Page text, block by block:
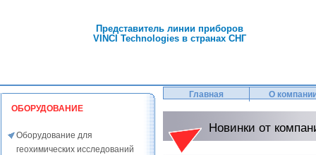
Представитель линии приборов
VINCI Technologies в странах СНГ
ОБОРУДОВАНИЕ
Оборудование для
геохимических исследований
Главная О
Новинки от